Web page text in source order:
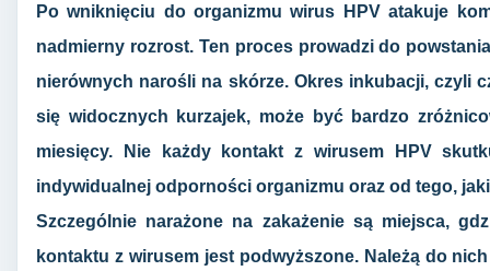
Po wniknięciu do organizmu wirus HPV atakuje
nadmierny rozrost. Ten proces prowadzi do
nierównych narośli na skórze. Okres inkubacji, czyli
się widocznych kurzajek, może być bardzo
miesięcy. Nie każdy kontakt z wirusem HPV
indywidualnej odporności organizmu oraz od tego,
Szczególnie narażone na zakażenie są miejsca,
kontaktu z wirusem jest podwyższone. Należą do